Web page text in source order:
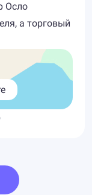
Осло
а торговый